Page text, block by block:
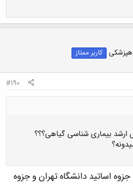
کاربر ممتاز
#190
ارشد بیماری شناسی گیاهی؟؟؟
اساتید دانشگاه تهران و جزوه